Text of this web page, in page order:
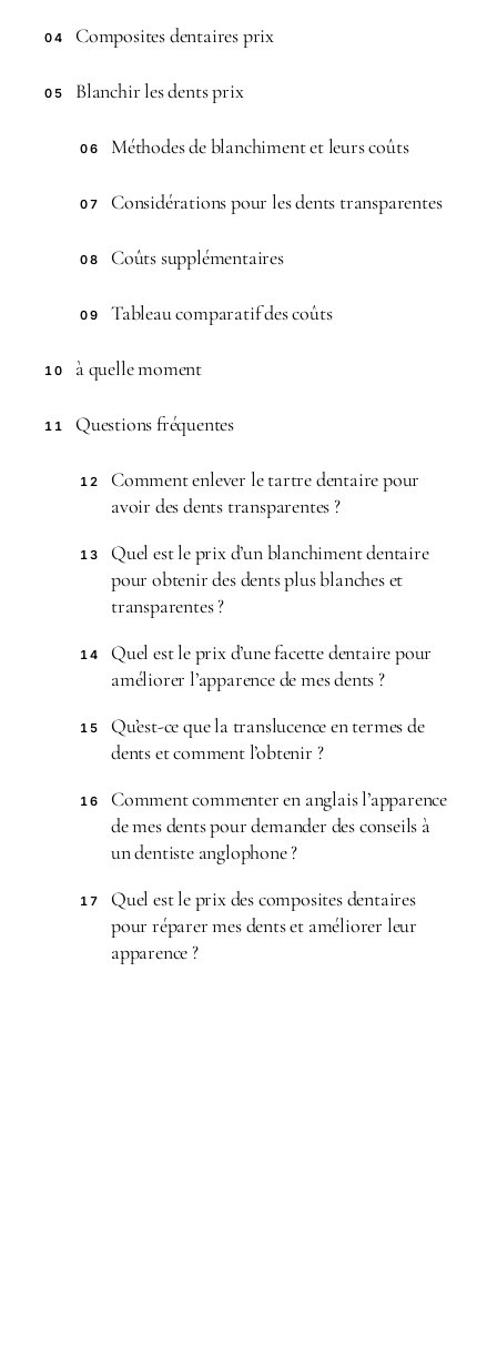
04 Composites dentaires prix
05 Blanchir les dents prix
06 Méthodes de blanchiment et leurs coûts
07 Considérations pour les dents transparentes
08 Coûts supplémentaires
09 Tableau comparatif des coûts
10 à quelle moment
11 Questions fréquentes
12
Comment enlever le tartre dentaire pour
avoir des dents transparentes ?
13
Quel est le prix d’un blanchiment dentaire
pour obtenir des dents plus blanches et
transparentes ?
14
Quel est le prix d’une facette dentaire pour
améliorer l’apparence de mes dents ?
15
Qu’est-ce que la translucence en termes de
dents et comment l’obtenir ?
16
Comment commenter en anglais l’apparence
de mes dents pour demander des conseils à
un dentiste anglophone ?
17
Quel est le prix des composites dentaires
pour réparer mes dents et améliorer leur
apparence ?